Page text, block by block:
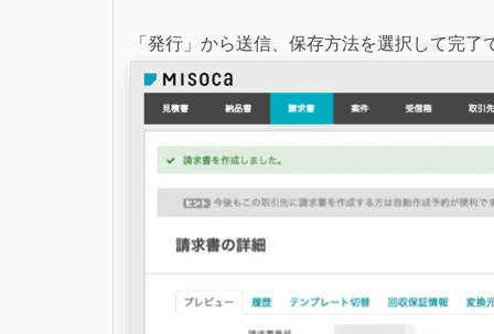
「発行」から送信、保存方法を選択して完了